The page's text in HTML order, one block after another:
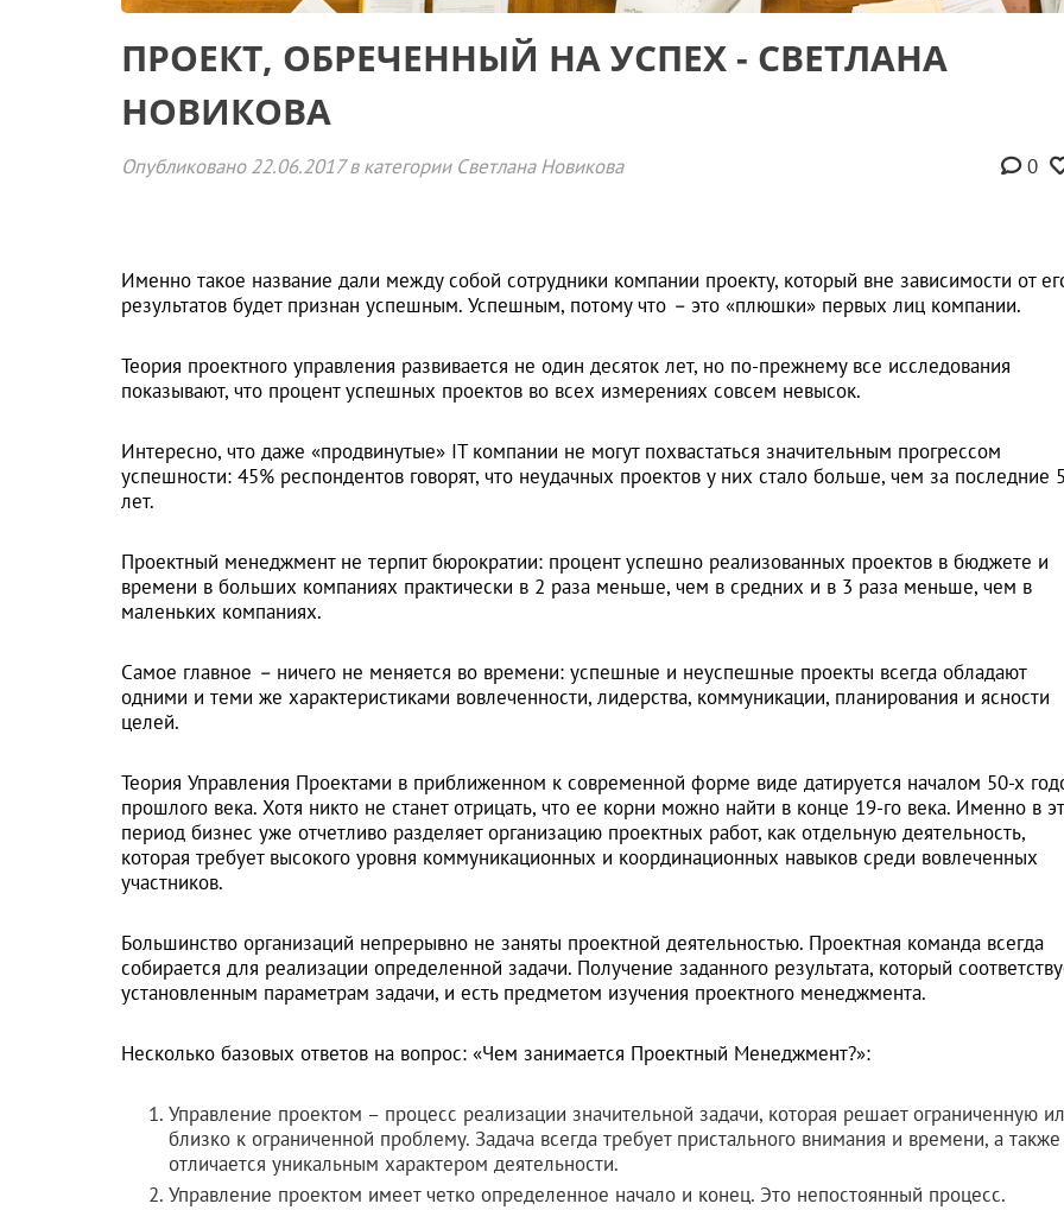
ПРОЕКТ, ОБРЕЧЕННЫЙ НА УСПЕХ - СВЕТЛАНА
НОВИКОВА
Опубликовано22.06.2017в категории Светлана Новикова 0
Именно такое название дали между собой сотрудники компании проекту, который вне зависимости от
результатов будет признан успешным. Успешным, потому что – это «плюшки» первых лиц компании.
Теория проектного управления развивается не один десяток лет, но по-прежнему все исследования
показывают, что процент успешных проектов во всех измерениях совсем невысок.
Интересно, что даже «продвинутые» IT компании не могут похвастаться значительным прогрессом
успешности: 45% респондентов говорят, что неудачных проектов у них стало больше, чем за последние 5
лет.
Проектный менеджмент не терпит бюрократии: процент успешно реализованных проектов в бюджете и
времени в больших компаниях практически в 2 раза меньше, чем в средних и в 3 раза меньше, чем в
маленьких компаниях.
Самое главное – ничего не меняется во времени: успешные и неуспешные проекты всегда обладают
одними и теми же характеристиками вовлеченности, лидерства, коммуникации, планирования и ясности
целей.
Теория Управления Проектами в приближенном к современной форме виде датируется началом 50-х
прошлого века. Хотя никто не станет отрицать, что ее корни можно найти в конце 19-го века. Именно в
период бизнес уже отчетливо разделяет организацию проектных работ, как отдельную деятельность,
которая требует высокого уровня коммуникационных и координационных навыков среди вовлеченных
участников.
Большинство организаций непрерывно не заняты проектной деятельностью. Проектная команда всегда
собирается для реализации определенной задачи. Получение заданного результата, который
установленным параметрам задачи, и есть предметом изучения проектного менеджмента.
Несколько базовых ответов на вопрос: «Чем занимается Проектный Менеджмент?»:
Управление проектом – процесс реализации значительной задачи, которая решает ограниченную
близко к ограниченной проблему. Задача всегда требует пристального внимания и времени, а также
отличается уникальным характером деятельности.
Управление проектом имеет четко определенное начало и конец. Это непостоянный процесс.